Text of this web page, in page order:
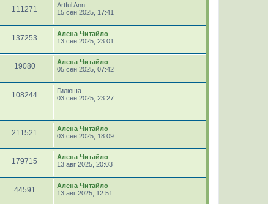
111271
Artful Ann
15 сен 2025, 17:41
137253
Алена Читайло
13 сен 2025, 23:01
19080
Алена Читайло
05 сен 2025, 07:42
108244
Гилюша
03 сен 2025, 23:27
211521
Алена Читайло
03 сен 2025, 18:09
179715
Алена Читайло
13 авг 2025, 20:03
44591
Алена Читайло
13 авг 2025, 12:51